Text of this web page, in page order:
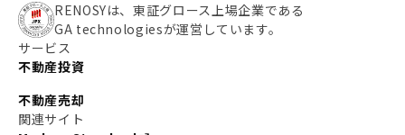
RENOSYは、東証グロース上場企業である
GA technologiesが運営しています。
サービス
不動産投資
不動産売却
関連サイト